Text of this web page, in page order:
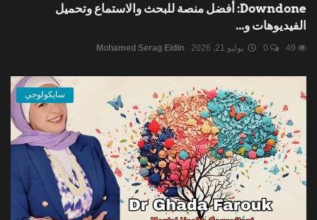
Downdone: أفضل منصة للبحث والاستماع وتحميل
الفيديوهات و...
Mohamed Serag Eldin يوليو 21, 2026
سايكولوجي